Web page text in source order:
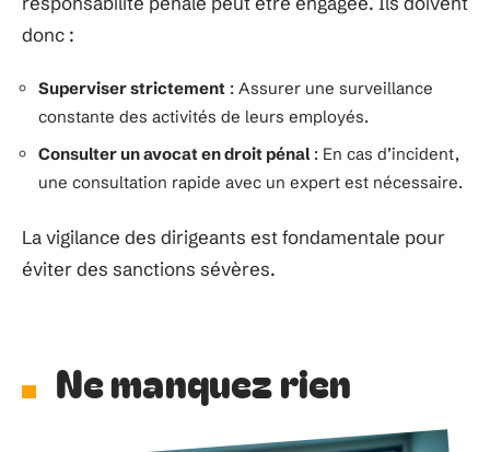
donc :
Superviser strictement : Assurer une surveillance
constante des activités de leurs employés.
Consulter un avocat en droit pénal: En cas d’incident,
une consultation rapide avec un expert est nécessaire.
La vigilance des dirigeants est fondamentale pour
éviter des sanctions sévères.
Ne manquez rien